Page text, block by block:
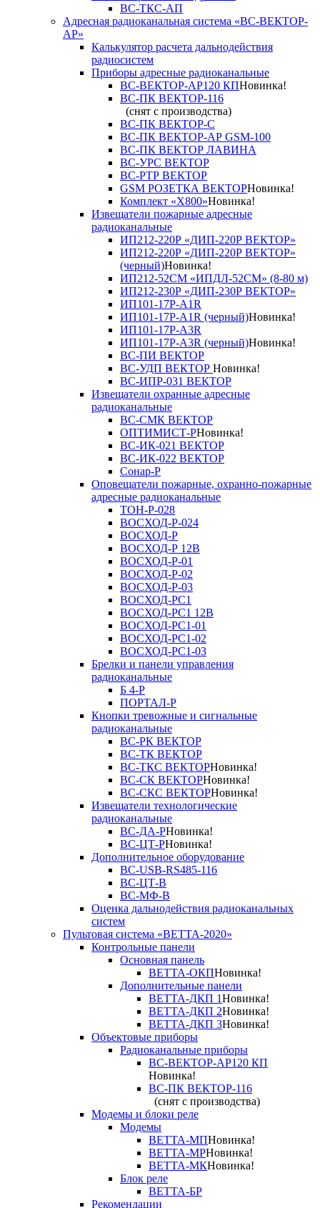
ВС-ТКС-АП
Адресная радиоканальная система «ВС-ВЕКТОР-
АР»
Калькулятор расчета дальнодействия
радиосистем
Приборы адресные радиоканальные
ВС-ВЕКТОР-АР120 КПНовинка!
ВС-ПК ВЕКТОР-116
(снят с производства)
ВС-ПК ВЕКТОР-С
ВС-ПК ВЕКТОР-АР GSM-100
ВС-ПК ВЕКТОР ЛАВИНА
ВС-УРС ВЕКТОР
ВС-РТР ВЕКТОР
GSM РОЗЕТКА ВЕКТОРНовинка!
Комплект «X800»Новинка!
Извещатели пожарные адресные
радиоканальные
ИП212-220Р «ДИП-220Р ВЕКТОР»
ИП212-220Р «ДИП-220Р ВЕКТОР»
(черный)Новинка!
ИП212-52СМ «ИПДЛ-52СМ» (8-80 м)
ИП212-230Р «ДИП-230Р ВЕКТОР»
ИП101-17Р-A1R
ИП101-17Р-A1R (черный)Новинка!
ИП101-17Р-A3R
ИП101-17Р-A3R (черный)Новинка!
ВС-ПИ ВЕКТОР
ВС-УДП ВЕКТОР Новинка!
ВС-ИПР-031 ВЕКТОР
Извещатели охранные адресные
радиоканальные
ВС-СМК ВЕКТОР
ОПТИМИСТ-РНовинка!
ВС-ИК-021 ВЕКТОР
ВС-ИК-022 ВЕКТОР
Сонар-Р
Оповещатели пожарные, охранно-пожарные
адресные радиоканальные
ТОН-Р-028
ВОСХОД-Р-024
ВОСХОД-Р
ВОСХОД-Р 12В
ВОСХОД-Р-01
ВОСХОД-Р-02
ВОСХОД-Р-03
ВОСХОД-РС1
ВОСХОД-РС1 12В
ВОСХОД-РС1-01
ВОСХОД-РС1-02
ВОСХОД-РС1-03
Брелки и панели управления
радиоканальные
Б 4-Р
ПОРТАЛ-Р
Кнопки тревожные и сигнальные
радиоканальные
ВС-РК ВЕКТОР
ВС-ТК ВЕКТОР
ВС-ТКС ВЕКТОРНовинка!
ВС-СК ВЕКТОРНовинка!
ВС-СКС ВЕКТОРНовинка!
Извещатели технологические
радиоканальные
ВС-ДА-РНовинка!
ВС-ЦТ-РНовинка!
Дополнительное оборудование
ВС-USB-RS485-116
ВС-ЦТ-В
ВС-МФ-В
Оценка дальнодействия радиоканальных
систем
Пультовая система «ВЕТТА-2020»
Контрольные панели
Основная панель
ВЕТТА-ОКПНовинка!
Дополнительные панели
ВЕТТА-ДКП 1Новинка!
ВЕТТА-ДКП 2Новинка!
ВЕТТА-ДКП 3Новинка!
Объектовые приборы
Радиоканальные приборы
ВС-ВЕКТОР-АР120 КП
Новинка!
ВС-ПК ВЕКТОР-116
(снят с производства)
Модемы и блоки реле
Модемы
ВЕТТА-МПНовинка!
ВЕТТА-МРНовинка!
ВЕТТА-МКНовинка!
Блок реле
ВЕТТА-БР
Рекомендации